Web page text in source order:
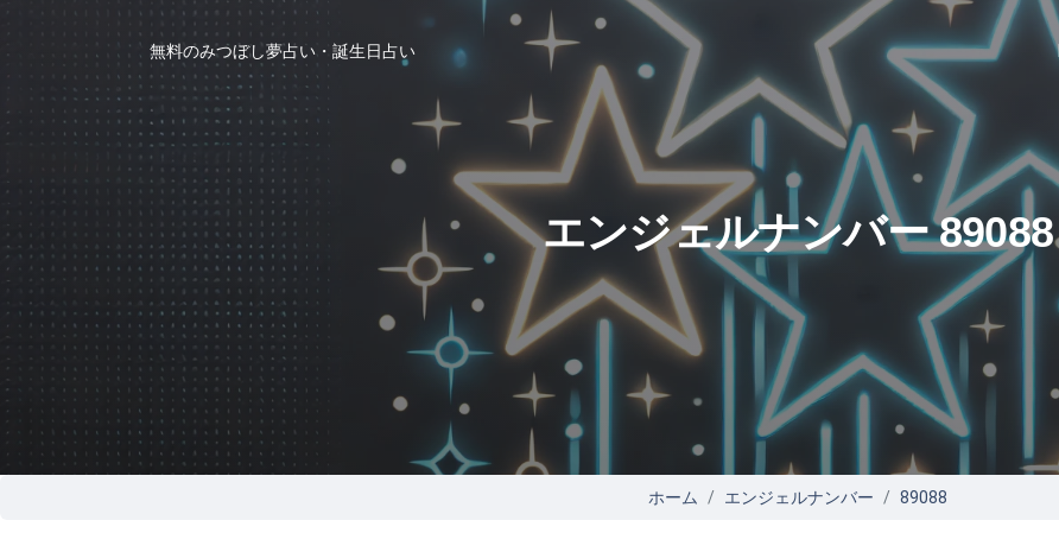
無料のみつぼし夢占い・誕生日占い
エンジェルナンバー 89088
ホーム エンジェルナンバー 89088